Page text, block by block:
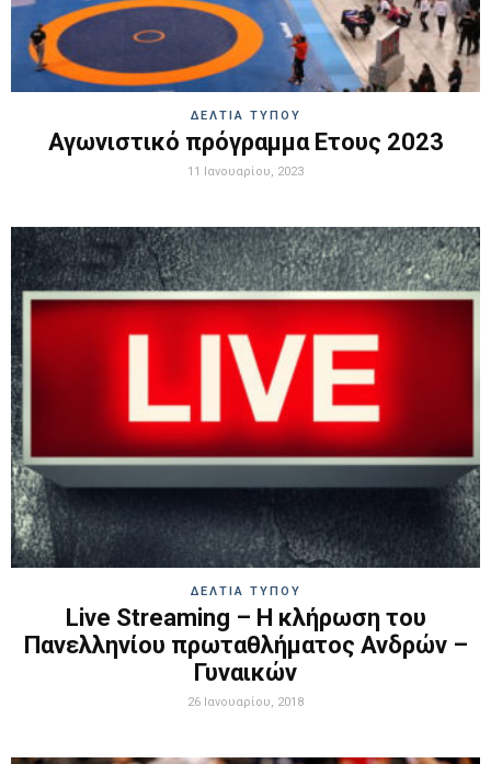
ΔΕΛΤΙΑ ΤΥΠΟΥ
Αγωνιστικό πρόγραμμα Ετους 2023
11 Ιανουαρίου, 2023
ΔΕΛΤΙΑ ΤΥΠΟΥ
Live Streaming – Η κλήρωση του
Πανελληνίου πρωταθλήματος Ανδρών –
Γυναικών
26 Ιανουαρίου, 2018